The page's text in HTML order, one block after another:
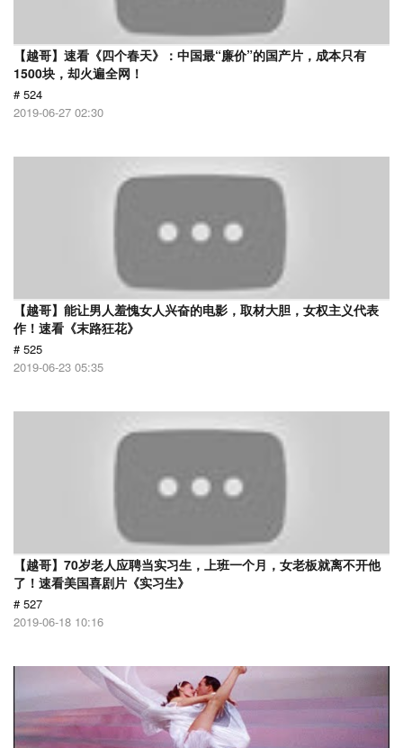
【越哥】速看《四个春天》：中国最“廉价”的国产片，成本只有
1500块，却火遍全网！
# 524
2019-06-27 02:30
【越哥】能让男人羞愧女人兴奋的电影，取材大胆，女权主义代表
作！速看《末路狂花》
# 525
2019-06-23 05:35
【越哥】70岁老人应聘当实习生，上班一个月，女老板就离不开他
了！速看美国喜剧片《实习生》
# 527
2019-06-18 10:16